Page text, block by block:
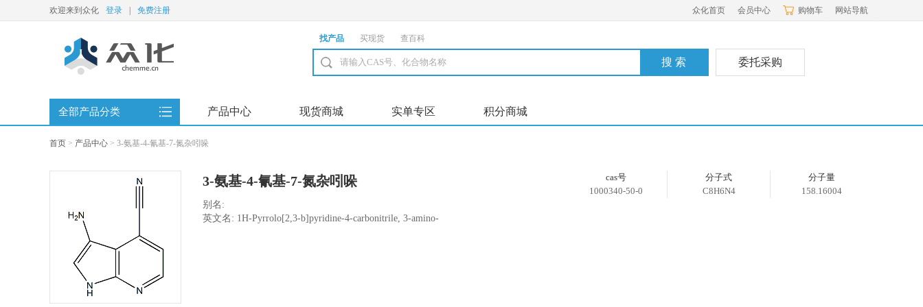
欢迎来到众化 登录 免费注册 众化首页 会员中心 购物车 网站导航
找产品 买现货 查百科
委托采购
全部产品分类 产品中心 现货商城 实单专区 积分商城
首页 > 产品中心 > 3-氨基-4-氰基-7-氮杂吲哚
3-氨基-4-氰基-7-氮杂吲哚
别名:
英文名: 1H-Pyrrolo[2,3-b]pyridine-4-carbonitrile, 3-amino-
cas号
1000340-50-0
分子式
C8H6N4
分子量
158.16004